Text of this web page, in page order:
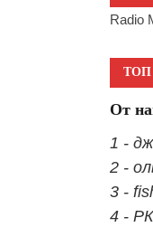
Radio
ТОП
От
1 -
2 -
3 -
4 -